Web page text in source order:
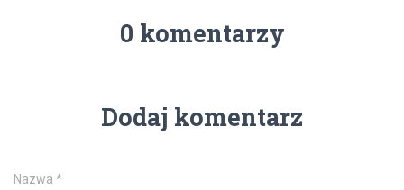
0 komentarzy
Dodaj komentarz
Nazwa *